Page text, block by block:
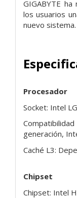
GIGABYTE
los usuarios
nuevo sistema.
Procesador
Socket: Intel
Compatibilidad
generación,
Caché L3:
Chipset
Chipset: Intel